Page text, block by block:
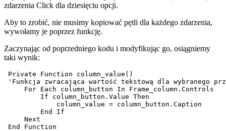
zdarzenia Click dla dziesięciu opcji.
Aby to zrobić, nie musimy kopiować pętli dla każdego zdarzenia,
wywołamy je poprzez funkcję.
Zaczynając od poprzedniego kodu i modyfikując go, osiągniemy
taki wynik:
Private Function column_value()
'Funkcja zwracająca wartość tekstową dla wybranego
     For Each column_button In Frame_column.Controls
         If column_button.Value Then
             column_value = column_button.Caption
         End If
     Next
End Function